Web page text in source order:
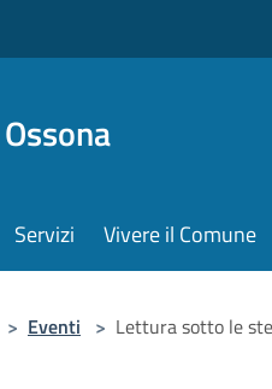
Servizi Vivere il Comune
> Eventi > Lettura sotto le